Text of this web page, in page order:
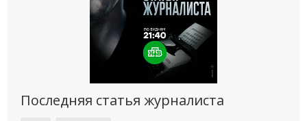
Последняя статья журналиста